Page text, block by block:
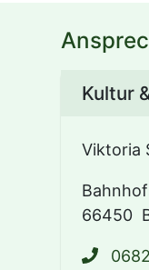
Kultur
Viktoria
66450